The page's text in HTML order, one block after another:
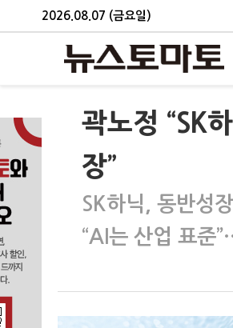
2026.08.07 (금요일)
곽노정 “SK
장”
SK하닉, 동반성
“AI는 산업 표준